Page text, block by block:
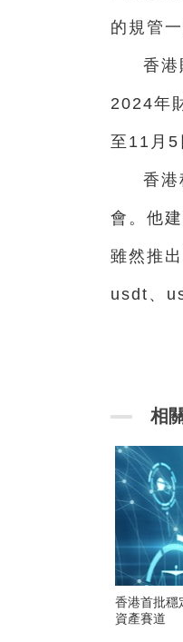
的規管
香
2024年
至11月5
香港
會。他
雖然推
usdt、
相
香港首批
資產賽道